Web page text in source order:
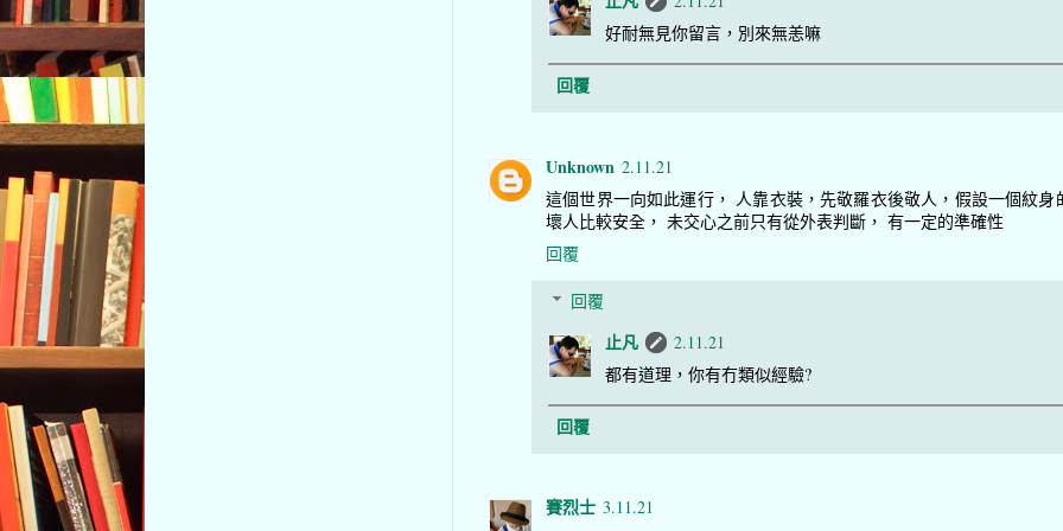
好耐無見你留言，別來無恙嘛
回覆
Unknown 2.11.21
這個世界一向如此運行， 人靠衣裝，先敬羅衣後敬人，假設一個紋身
壞人比較安全， 未交心之前只有從外表判斷， 有一定的準確性
回覆
回覆
止凡
2.11.21
都有道理，你有冇類似經驗?
回覆
賽烈士 3.11.21